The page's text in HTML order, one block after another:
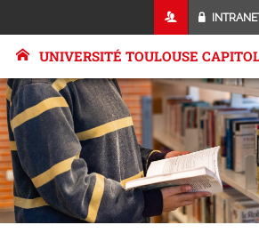
UNIVERSITÉ TOULOUSE